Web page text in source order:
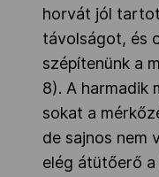
horvát jól
távolságot, és
szépítenünk a
8). A harmadik
sokat a
de sajnos nem
elég átütőerő